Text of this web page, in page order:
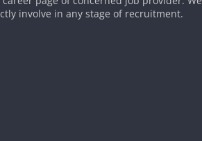
involve in any stage of recruitment.